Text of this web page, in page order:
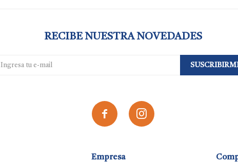
Empresa
RECIBE NUESTRA NOVEDADES
 